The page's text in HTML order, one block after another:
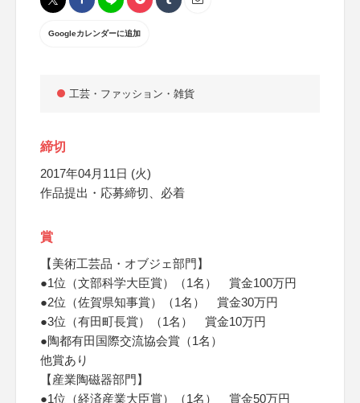
Googleカレンダーに追加
工芸・ファッション・雑貨
締切
2017年04月11日 (火)
作品提出・応募締切、必着
賞
【美術工芸品・オブジェ部門】
●1位（文部科学大臣賞）（1名） 賞金100万円
●2位（佐賀県知事賞）（1名） 賞金30万円
●3位（有田町長賞）（1名） 賞金10万円
●陶都有田国際交流協会賞（1名）
他賞あり
【産業陶磁器部門】
●1位（経済産業大臣賞）（1名） 賞金50万円